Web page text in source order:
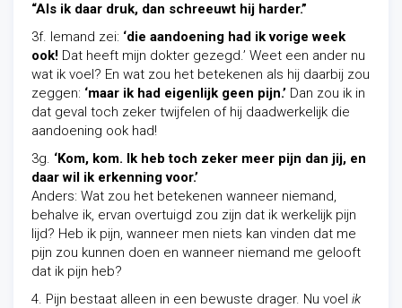
“Als ik daar druk, dan schreeuwt hij harder.”
3f. Iemand zei: ‘die aandoening had ik vorige week
ook! Dat heeft mijn dokter gezegd.’ Weet een ander nu
wat ik voel? En wat zou het betekenen als hij daarbij zou
zeggen: ‘maar ik had eigenlijk geen pijn.’ Dan zou ik in
dat geval toch zeker twijfelen of hij daadwerkelijk die
aandoening ook had!
3g. ‘Kom, kom. Ik heb toch zeker meer pijn dan jij, en
daar wil ik erkenning voor.’
Anders: Wat zou het betekenen wanneer niemand,
behalve ik, ervan overtuigd zou zijn dat ik werkelijk pijn
lijd? Heb ik pijn, wanneer men niets kan vinden dat me
pijn zou kunnen doen en wanneer niemand me gelooft
dat ik pijn heb?
4. Pijn bestaat alleen in een bewuste drager. Nu voel ik